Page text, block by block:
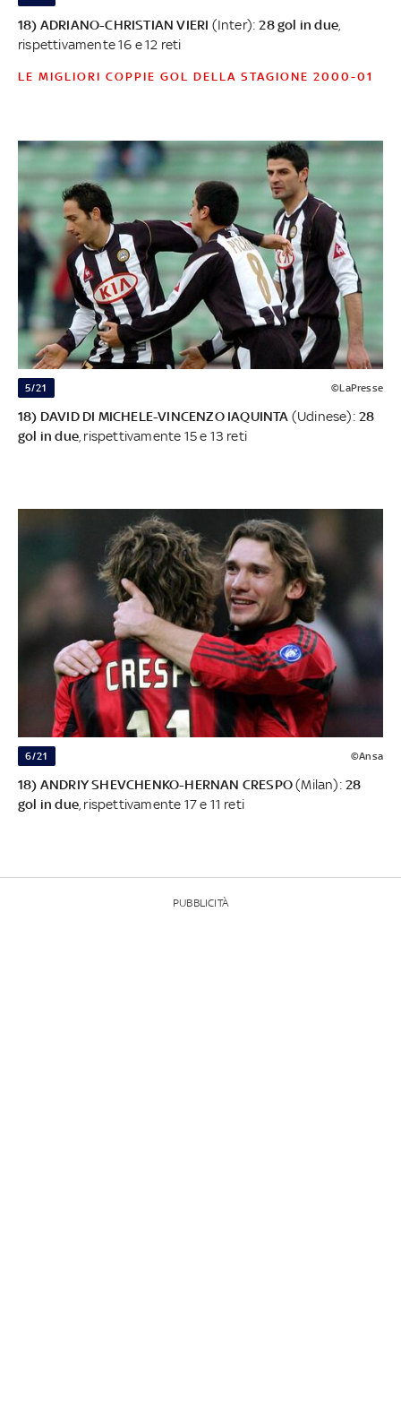
18) ADRIANO-CHRISTIAN VIERI (Inter):28 gol in due
rispettivamente 16 e 12 reti
LE MIGLIORI COPPIE GOL DELLA STAGIONE 2000-01
5/21 ©LaPresse
18) DAVID DI MICHELE-VINCENZO IAQUINTA (Udinese):28
gol in due , rispettivamente 15 e 13 reti
6/21 ©Ansa
18) ANDRIY SHEVCHENKO-HERNAN CRESPO(Milan): 28
gol in due , rispettivamente 17 e 11 reti
PUBBLICITÀ